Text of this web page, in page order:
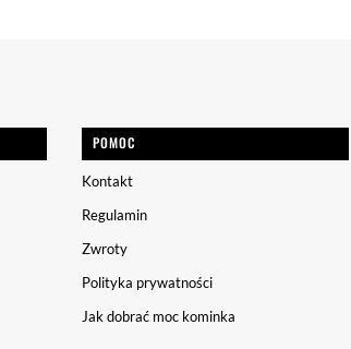
POMOC
Kontakt
Regulamin
Zwroty
Polityka prywatności
Jak dobrać moc kominka